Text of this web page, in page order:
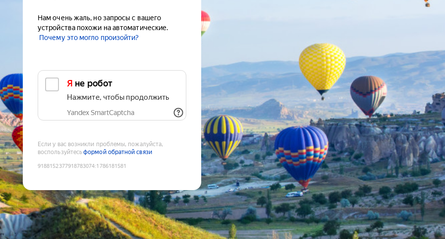
Нам очень жаль, но запросы с вашего
устройства похожи на автоматические.
Почему это могло произойти?
Я не робот
Нажмите, чтобы продолжить
Yandex SmartCaptcha
Если у вас возникли проблемы, пожалуйста,
воспользуйтесьформой обратной связи
9188152377918783074:1786181581